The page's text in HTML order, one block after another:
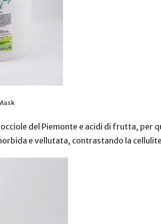
del Piemonte e acidi di frutta, per
e vellutata, contrastando la